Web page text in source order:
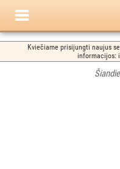
Kviečiame prisijungti naujus
informacijos: